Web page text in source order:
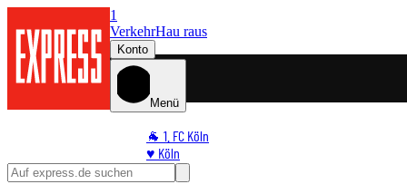
1
VerkehrHau raus
Konto
Menü
🐐 1. FC Köln
♥️ Köln
⭐ Promi